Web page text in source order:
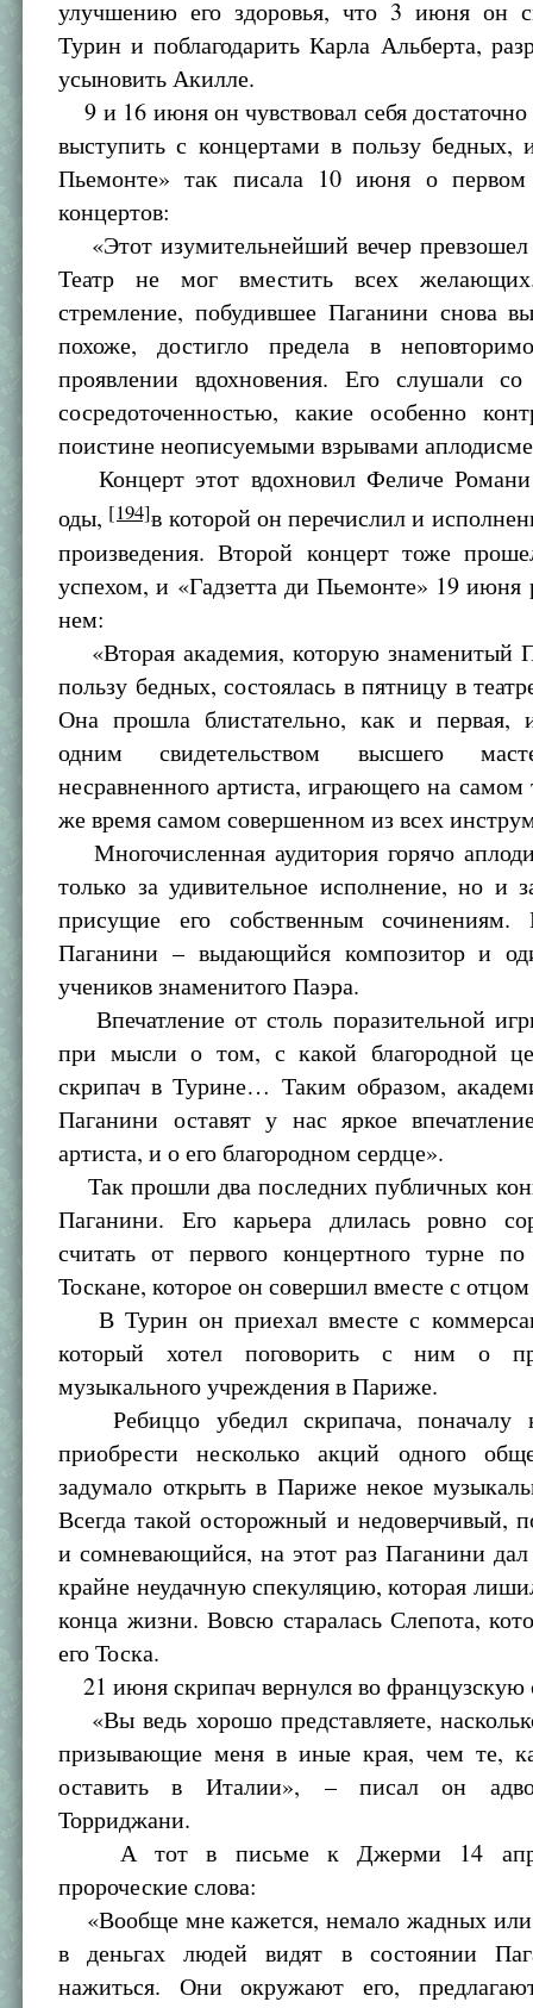
улучшению его здоровья, что 3 июня он
Турин и поблагодарить Карла Альберта,
усыновить Акилле.
9 и 16 июня он чувствовал себя
выступить с концертами в пользу бедных,
Пьемонте» так писала 10 июня о
концертов:
«Этот изумительнейший вечер
Театр не мог вместить всех желающих.
стремление, побудившее Паганини снова
похоже, достигло предела в
проявлении вдохновения. Его слушали
сосредоточенностью, какие особенно
поистине неописуемыми взрывами
Концерт этот вдохновил Феличе
оды, [194]в которой он перечислил и
произведения. Второй концерт тоже
успехом, и «Гадзетта ди Пьемонте» 19 июня
нем:
«Вторая академия, которую знаменитый
пользу бедных, состоялась в пятницу в
Она прошла блистательно, как и первая,
одним свидетельством высшего
несравненного артиста, играющего на
же время самом совершенном из всех
Многочисленная аудитория горячо
только за удивительное исполнение, но и
присущие его собственным сочинениям.
Паганини – выдающийся композитор и
учеников знаменитого Паэра.
Впечатление от столь поразительной
при мысли о том, с какой благородной
скрипач в Турине… Таким образом,
Паганини оставят у нас яркое
артиста, и о его благородном сердце».
Так прошли два последних публичных
Паганини. Его карьера длилась ровно
считать от первого концертного турне
Тоскане, которое он совершил вместе с
В Турин он приехал вместе с
который хотел поговорить с ним о
музыкального учреждения в Париже.
Ребиццо убедил скрипача, поначалу
приобрести несколько акций одного
задумало открыть в Париже некое
Всегда такой осторожный и недоверчивый,
и сомневающийся, на этот раз Паганини дал
крайне неудачную спекуляцию, которая
конца жизни. Вовсю старалась Слепота,
его Тоска.
21 июня скрипач вернулся во французскую
«Вы ведь хорошо представляете,
призывающие меня в иные края, чем те,
оставить в Италии», – писал он
Торриджани.
А тот в письме к Джерми 14
пророческие слова:
«Вообще мне кажется, немало жадных
в деньгах людей видят в состоянии
нажиться. Они окружают его,